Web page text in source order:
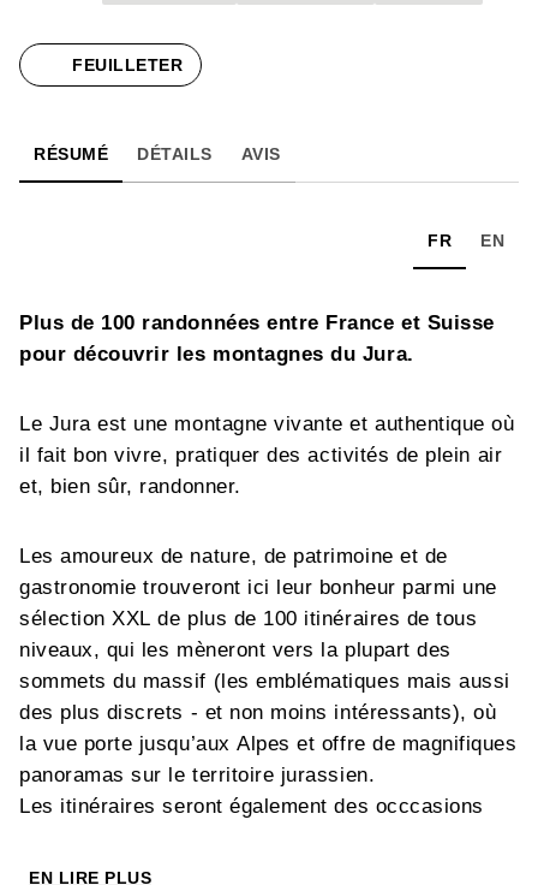
FEUILLETER
RÉSUMÉ DÉTAILS AVIS
FR EN
Plus de 100 randonnées entre France et Suisse
pour découvrir les montagnes du Jura.
Le Jura est une montagne vivante et authentique où
il fait bon vivre, pratiquer des activités de plein air
et, bien sûr, randonner.
Les amoureux de nature, de patrimoine et de
gastronomie trouveront ici leur bonheur parmi une
sélection XXL de plus de 100 itinéraires de tous
niveaux, qui les mèneront vers la plupart des
sommets du massif (les emblématiques mais aussi
des plus discrets - et non moins intéressants), où
la vue porte jusqu’aux Alpes et offre de magnifiques
panoramas sur le territoire jurassien.
Les itinéraires seront également des occcasions
particularités de la région : des plateaux et alpages
EN LIRE PLUS